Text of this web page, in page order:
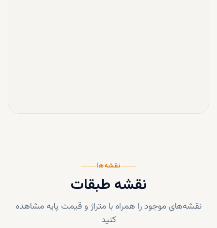
نقشه‌ها
نقشه طبقات
نقشه‌های موجود را همراه با متراژ و قیمت پایه مشاهده
کنید